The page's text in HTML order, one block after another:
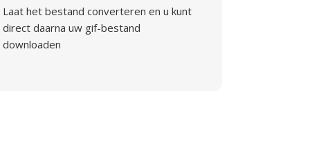
Laat het bestand converteren en u kunt
direct daarna uw gif-bestand
downloaden